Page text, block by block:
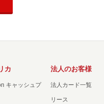
カ
キャッシュプ
法人のお客様
法人カード一覧
リース